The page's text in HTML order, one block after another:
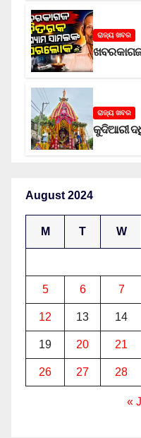
ରାଜ୍ୟ ଖବର
ରାଜ୍ୟ ଖବର
କୁଦିଆରୀ
August 2024
M T W
5 6 7
12 13 14
19 20 21
26 27 28
«